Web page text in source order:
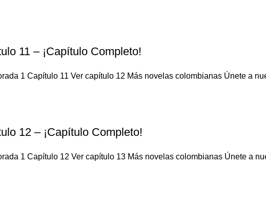
11 – ¡Capítulo Completo!
1 Capítulo 11 Ver capítulo 12 Más novelas colombianas Únete a
12 – ¡Capítulo Completo!
1 Capítulo 12 Ver capítulo 13 Más novelas colombianas Únete a